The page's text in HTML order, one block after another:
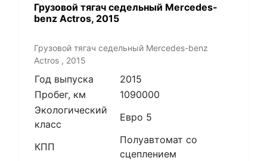
Грузовой тягач седельный Mercedes-
benz Actros, 2015
Грузовой тягач седельный Mercedes-benz
Actros , 2015
Год выпуска
2015
Пробег, км
1090000
Экологический
класс
Евро 5
КПП
Полуавтомат со
сцеплением